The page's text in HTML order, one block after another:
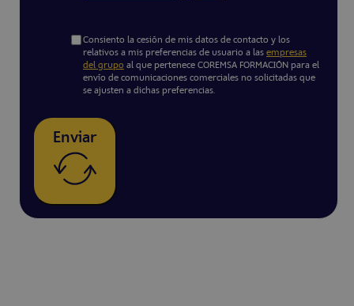
Consiento la cesión de mis datos de contacto y los
relativos a mis preferencias de usuario a las empresas
del grupo al que pertenece COREMSA FORMACIÓN para el
envío de comunicaciones comerciales no solicitadas que
se ajusten a dichas preferencias.
Enviar